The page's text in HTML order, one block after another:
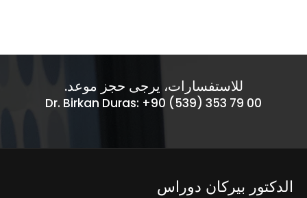
للاستفسارات، يرجى حجز موعد.
Dr. Birkan Duras: +90 (539) 353 79 00
الدكتور بيركان دوراس